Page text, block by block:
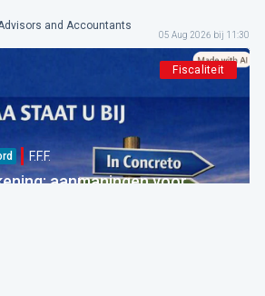
and Accountants
05 Aug 2026 bij 11:30
Fiscaliteit
F.F.F.
aanmaningen voor